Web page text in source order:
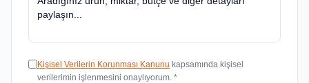
Kişisel Verilerin Korunması Kanunu kapsamında kişisel
verilerimin işlenmesini onaylıyorum. *